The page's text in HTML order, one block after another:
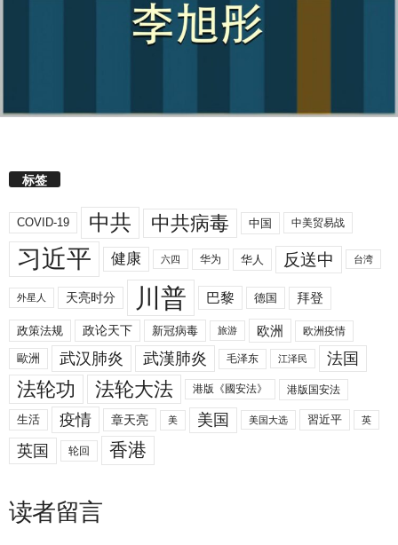
标签
COVID-19 中共 中共病毒 中国 中美贸易战
习近平 健康 六四 华为 华人 反送中 台湾
外星人 天亮时分 川普 巴黎 德国 拜登
政策法规 政论天下 新冠病毒 旅游 欧洲 欧洲疫情
歐洲 武汉肺炎 武漢肺炎 毛泽东 江泽民 法国
法轮功 法轮大法 港版《國安法》 港版国安法
生活 疫情 章天亮 美 美国 美国大选 習近平 英
英国 轮回 香港
读者留言